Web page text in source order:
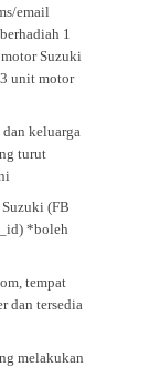
email
1
Suzuki
unit motor
keluarga
turut
(FB
*boleh
tempat
dan tersedia
melakukan